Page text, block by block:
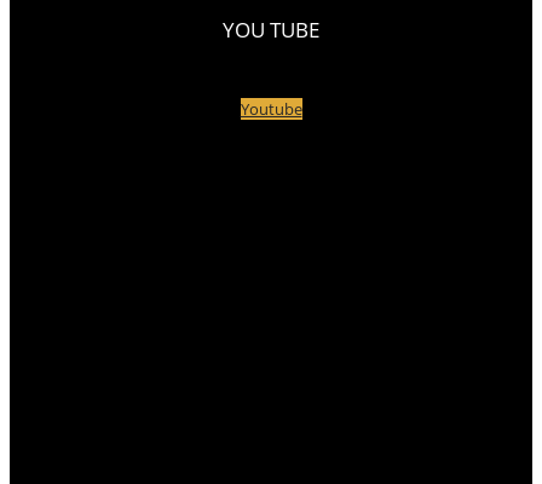
YOU TUBE
Youtube